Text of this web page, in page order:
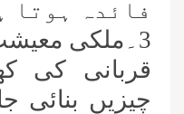
فائدہ ہوتا
3۔ملکی معیشت کو فائدہ:
قربانی کی
چیزیں بنائی